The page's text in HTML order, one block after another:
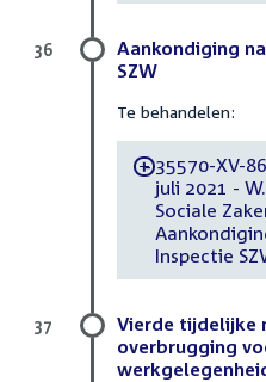
Aankondiging
SZW
Te behandelen:
-35570-XV-
juli 2021 -
Sociale
Inspectie
36
Vierde tijdelijke
overbrugging
37